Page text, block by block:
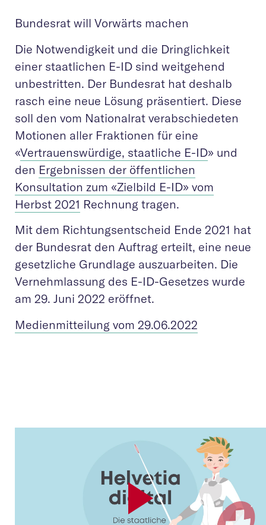
Bundesrat will Vorwärts machen
Die Notwendigkeit und die Dringlichkeit
einer staatlichen E-ID sind weitgehend
unbestritten. Der Bundesrat hat deshalb
rasch eine neue Lösung präsentiert. Diese
soll den vom Nationalrat verabschiedeten
Motionen aller Fraktionen für eine
«Vertrauenswürdige, staatliche E-ID» und
den Ergebnissen der öffentlichen
Konsultation zum «Zielbild E-ID» vom
Herbst 2021 Rechnung tragen.
Mit dem Richtungsentscheid Ende 2021 hat
der Bundesrat den Auftrag erteilt, eine neue
gesetzliche Grundlage auszuarbeiten. Die
Vernehmlassung des E-ID-Gesetzes wurde
am 29. Juni 2022 eröffnet.
Medienmitteilung vom 29.06.2022